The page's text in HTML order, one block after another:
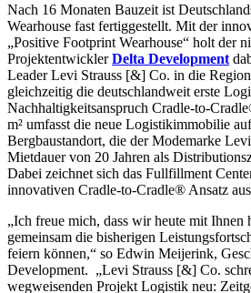
Nach 16 Monaten Bauzeit ist
Wearhouse fast fertiggestellt. Mit der
„Positive Footprint Wearhouse“ holt der
ProjektentwicklerDelta Development
Leader Levi Strauss [&] Co. in die
gleichzeitig die deutschlandweit erste
Nachhaltigkeitsanspruch Cradle-to-
m² umfasst die neue Logistikimmobilie
Bergbaustandort, die der Modemarke
Mietdauer von 20 Jahren als
Dabei zeichnet sich das Fullfillment
innovativen Cradle-to-Cradle® Ansatz
„Ich freue mich, dass wir heute mit Ihnen
gemeinsam die bisherigen
feiern können,“ so Edwin Meijerink,
Development. „Levi Strauss [&] Co.
wegweisenden Projekt Logistik neu: